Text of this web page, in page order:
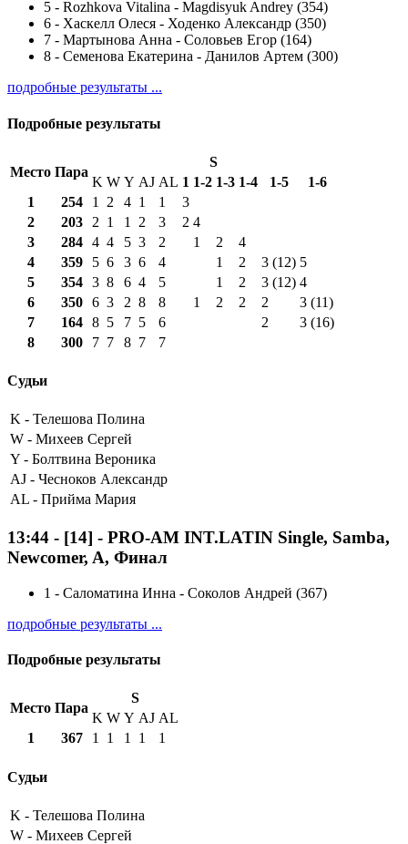
5 - Rozhkova Vitalina - Magdisyuk Andrey (354)
6 - Хаскелл Олеся - Ходенко Александр (350)
7 - Мартынова Анна - Соловьев Егор (164)
8 - Семенова Екатерина - Данилов Артем (300)
подробные результаты ...
Подробные результаты
Место Пара
S
K W Y AJ AL 1 1-2 1-3 1-4 1-5
1-6
1
254 1 2 4 1 1
3
2
203 2 1 1 2 3 2 4
3
284 4 4 5 3 2 1 2
4
4
359 5 6 3 6 4 1 2 3 (12) 5
5
354 3 8 6 4 5 1 2 3 (12) 4
6
350 6 3 2 8 8 1 2 2 2
3 (11)
7
164 8 5 7 5 6 2
3 (16)
8
300 7 7 8 7 7
Судьи
K - Телешова Полина
W - Михеев Сергей
Y - Болтвина Вероника
AJ - Чесноков Александр
AL - Прийма Мария
13:44 - [14] - PRO-AM INT.LATIN Single, Samba,
Newcomer, A, Финал
1 - Саломатина Инна - Соколов Андрей (367)
подробные результаты ...
Подробные результаты
Место Пара
S
K W Y AJ AL
1
367 1 1 1 1 1
Судьи
K - Телешова Полина
W - Михеев Сергей